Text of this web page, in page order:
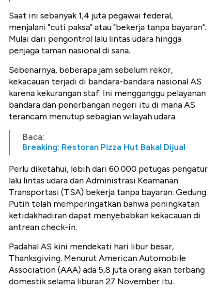
Saat ini sebanyak 1,4 juta pegawai federal,
menjalani "cuti paksa" atau "bekerja tanpa bayaran".
Mulai dari pengontrol lalu lintas udara hingga
penjaga taman nasional di sana.
Sebenarnya, beberapa jam sebelum rekor,
kekacauan terjadi di bandara-bandara nasional AS
karena kekurangan staf. Ini mengganggu pelayanan
bandara dan penerbangan negeri itu di mana AS
terancam menutup sebagian wilayah udara.
Baca:
Breaking: Restoran Pizza Hut Bakal Dijual
Perlu diketahui, lebih dari 60.000 petugas pengatur
lalu lintas udara dan Administrasi Keamanan
Transportasi (TSA) bekerja tanpa bayaran. Gedung
Putih telah memperingatkan bahwa peningkatan
ketidakhadiran dapat menyebabkan kekacauan di
antrean check-in.
Padahal AS kini mendekati hari libur besar,
Thanksgiving. Menurut American Automobile
Association (AAA) ada 5,8 juta orang akan terbang
domestik selama liburan 27 November itu.